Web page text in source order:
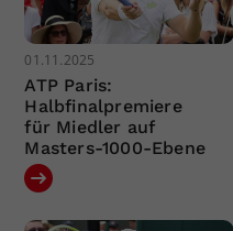
01.11.2025
ATP Paris:
Halbfinalpremiere
für Miedler auf
Masters-1000-Ebene